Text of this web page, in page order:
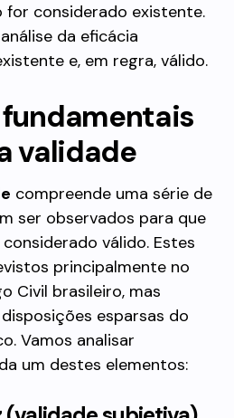
for considerado existente.
da eficácia
e, em regra, válido.
validade
compreende uma série de
ser observados para que
válido. Estes
principalmente no
Civil brasileiro, mas
esparsas do
Vamos analisar
um destes elementos: